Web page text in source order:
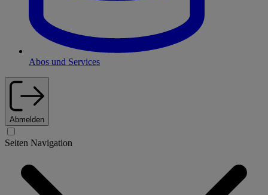
Abos und Services
Abmelden
Seiten Navigation